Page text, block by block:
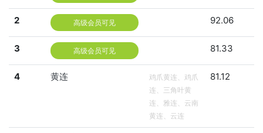
2 高级会员可见 92.06
3 高级会员可见 81.33
4 黄连
鸡爪黄连、鸡爪
连、三角叶黄
连、雅连、云南
黄连、云连
81.12